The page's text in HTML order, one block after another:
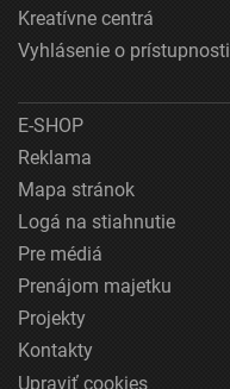
Kreatívne centrá
Vyhlásenie o prístupnosti
E-SHOP
Reklama
Mapa stránok
Logá na stiahnutie
Pre médiá
Prenájom majetku
Projekty
Kontakty
Upraviť cookies